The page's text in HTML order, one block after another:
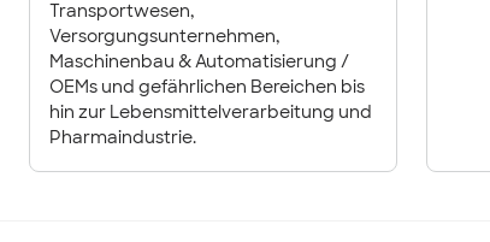
Transportwesen,
Versorgungsunternehmen,
Maschinenbau & Automatisierung /
OEMs und gefährlichen Bereichen bis
hin zur Lebensmittelverarbeitung und
Pharmaindustrie.